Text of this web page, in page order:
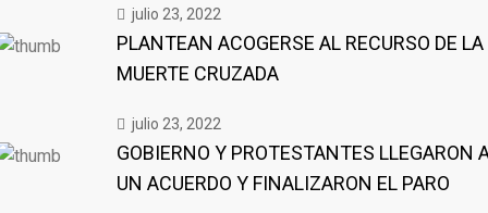
julio 23, 2022
PLANTEAN ACOGERSE AL RECURSO DE LA
MUERTE CRUZADA
julio 23, 2022
GOBIERNO Y PROTESTANTES LLEGARON
UN ACUERDO Y FINALIZARON EL PARO